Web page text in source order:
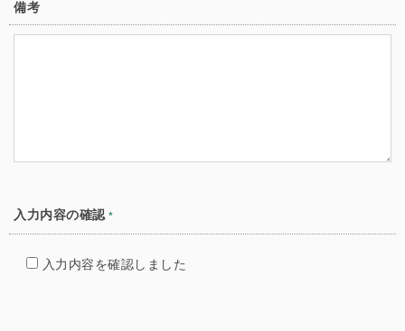
備考
入力内容の確認 *
入力内容を確認しました